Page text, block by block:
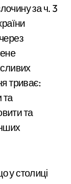
за ч. 3
триває:
та
та
у столиці